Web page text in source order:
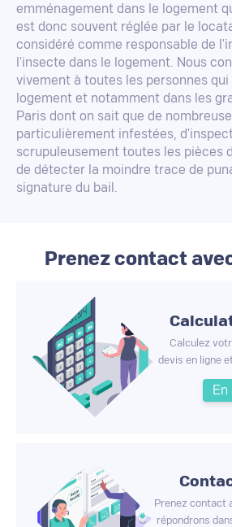
emménagement dans le logement
est donc souvent réglée par le
considéré comme responsable de
l'insecte dans le logement. Nous
vivement à toutes les personnes
logement et notamment dans les
Paris dont on sait que de
particulièrement infestées,
scrupuleusement toutes les pièces
de détecter la moindre trace de
signature du bail.
Prenez contact
Calculez
devis en ligne
En
Prenez contact
répondrons